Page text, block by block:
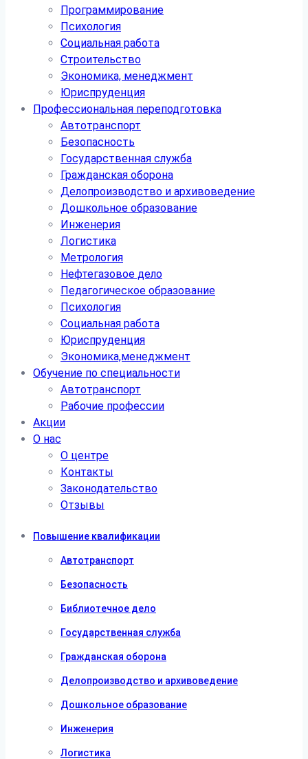
Программирование
Психология
Социальная работа
Строительство
Экономика, менеджмент
Юриспруденция
Профессиональная переподготовка
Автотранспорт
Безопасность
Государственная служба
Гражданская оборона
Делопроизводство и архивоведение
Дошкольное образование
Инженерия
Логистика
Метрология
Нефтегазовое дело
Педагогическое образование
Психология
Социальная работа
Юриспруденция
Экономика,менеджмент
Обучение по специальности
Автотранспорт
Рабочие профессии
Акции
О нас
О центре
Контакты
Законодательство
Отзывы
Повышение квалификации
Автотранспорт
Безопасность
Библиотечное дело
Государственная служба
Гражданская оборона
Делопроизводство и архивоведение
Дошкольное образование
Инженерия
Логистика